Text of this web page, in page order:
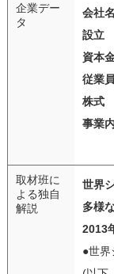
企業デー
タ
会社名
設立
資本
従業
株式
事業
取材班に
よる独自
解説
世界
多様
2013
●世界